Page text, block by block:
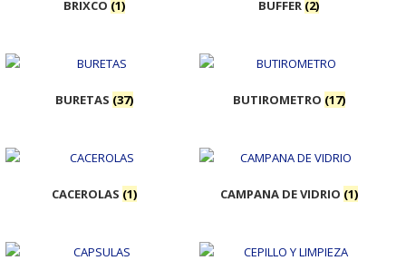
BRIXCO (1) BUFFER (2)
BURETAS (37) BUTIROMETRO (17)
CACEROLAS (1) CAMPANA DE VIDRIO (1)